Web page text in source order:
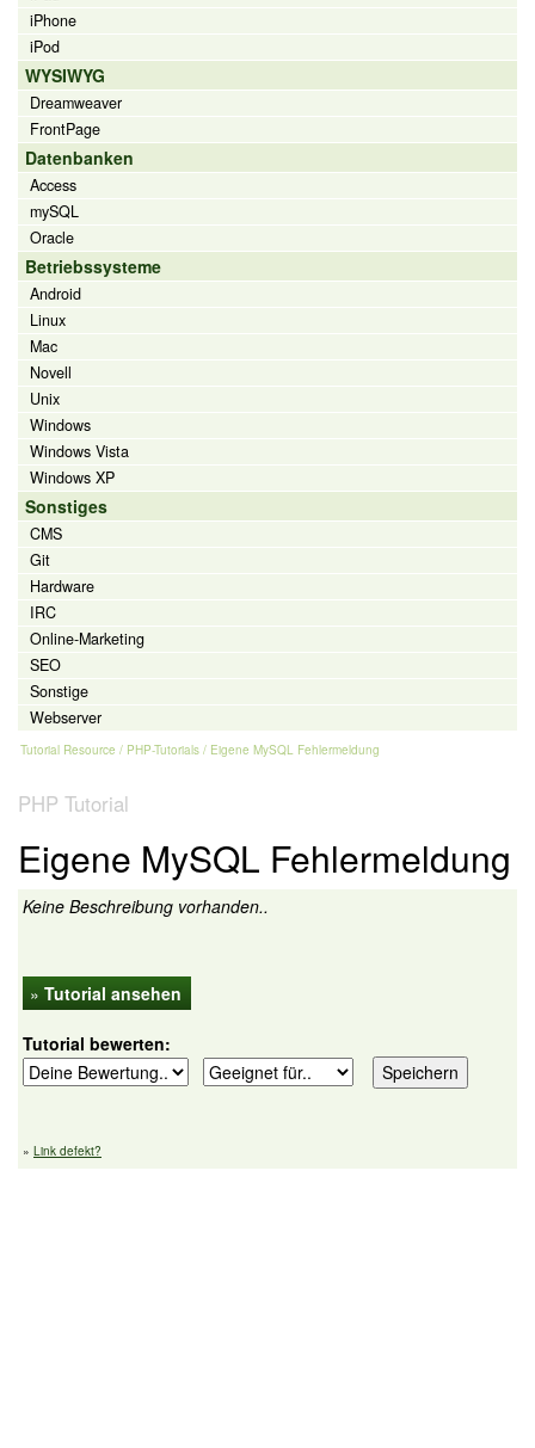
iPhone
iPod
WYSIWYG
Dreamweaver
FrontPage
Datenbanken
Access
mySQL
Oracle
Betriebssysteme
Android
Linux
Mac
Novell
Unix
Windows
Windows Vista
Windows XP
Sonstiges
CMS
Git
Hardware
IRC
Online-Marketing
SEO
Sonstige
Webserver
Tutorial Resource / PHP-Tutorials / Eigene MySQL Fehlermeldung
PHP Tutorial
Eigene MySQL Fehlermeldung
Keine Beschreibung vorhanden..
» Tutorial ansehen
Tutorial bewerten:
» Link defekt?